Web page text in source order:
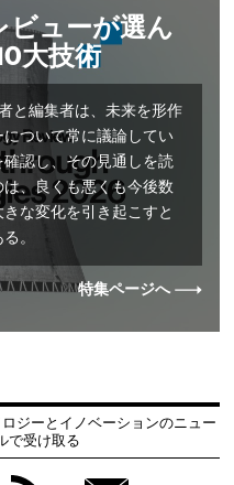
ビューが選ん
大技術
と編集者は、未来を形作
ついて常に議論してい
認し、その見通しを読
、良くも悪くも今後数
な変化を引き起こすと
。
特集ページへ
ジーとイノベーションのニュー
で受け取る